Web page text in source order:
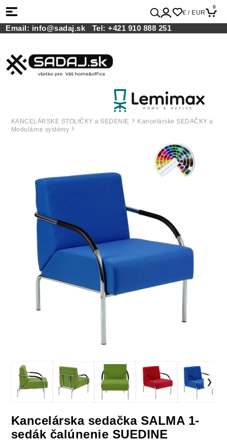
€ / EUR
0
Email: info@sadaj.sk Tel:+421 910 888 251
KANCELÁRSKE STOLIČKY a SEDENIE
Kancelárske SEDAČKY a
Modulárne systémy
Kancelárska sedačka SALMA 1-
sedák čalúnenie SUEDINE